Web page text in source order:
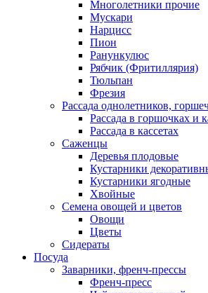
Многолетники прочие
Мускари
Нарцисс
Пион
Ранункулюс
Рябчик (Фритиллярия)
Тюльпан
Фрезия
Рассада однолетников,
Рассада в горшочках и
Рассада в кассетах
Саженцы
Деревья плодовые
Кустарники
Кустарники ягодные
Хвойные
Семена овощей и цветов
Овощи
Цветы
Сидераты
Посуда
Заварники, френч-прессы
Френч-пресс